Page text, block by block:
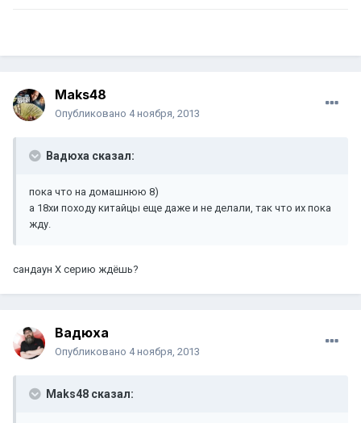
Maks48
Опубликовано 4 ноября, 2013
Вадюха сказал:
пока что на домашнюю 8)
а 18хи походу китайцы еще даже и не делали, так что их пока
жду.
сандаун Х серию ждёшь?
Вадюха
Опубликовано 4 ноября, 2013
Maks48 сказал: